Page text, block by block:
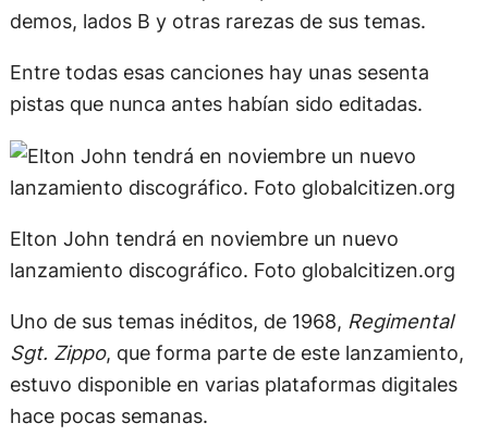
demos, lados B y otras rarezas de sus temas.
Entre todas esas canciones hay unas sesenta
pistas que nunca antes habían sido editadas.
Elton John tendrá en noviembre un nuevo
lanzamiento discográfico. Foto globalcitizen.org
Uno de sus temas inéditos, de 1968, Regimental
Sgt. Zippo, que forma parte de este lanzamiento,
estuvo disponible en varias plataformas digitales
hace pocas semanas.